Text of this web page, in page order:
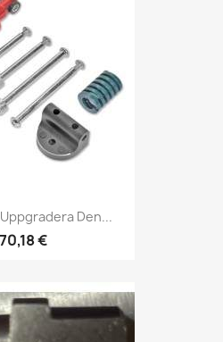
Uppgradera Den...
70,18 €